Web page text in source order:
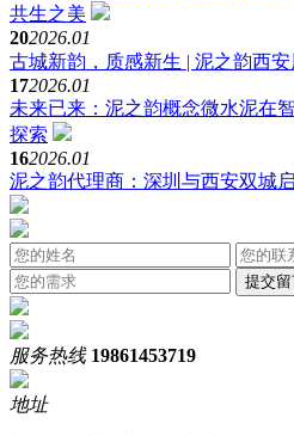
共生之美
202026.01
古城新韵，质感新生 | 泥之韵西
172026.01
未来已来：泥之韵概念微水泥在
探索
162026.01
泥之韵代理商：深圳与西安双城
服务热线 19861453719
地址